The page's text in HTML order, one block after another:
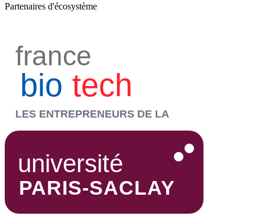
Partenaires d'écosystème